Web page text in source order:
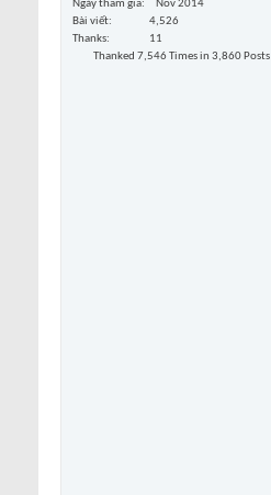
Ngày tham gia
Nov 2014
Bài viết
4,526
Thanks
11
Thanked 7,546 Times in 3,860 Posts